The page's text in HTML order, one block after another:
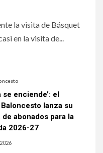
la visita de Básquet
en la visita de...
se enciende’: el
lanza su
de abonados para la
2026-27